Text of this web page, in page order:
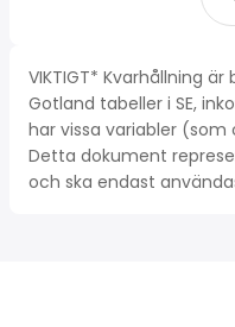
VIKTIGT* Kvarhållning
Gotland tabeller i SE,
har vissa variabler
Detta dokument
och ska endast